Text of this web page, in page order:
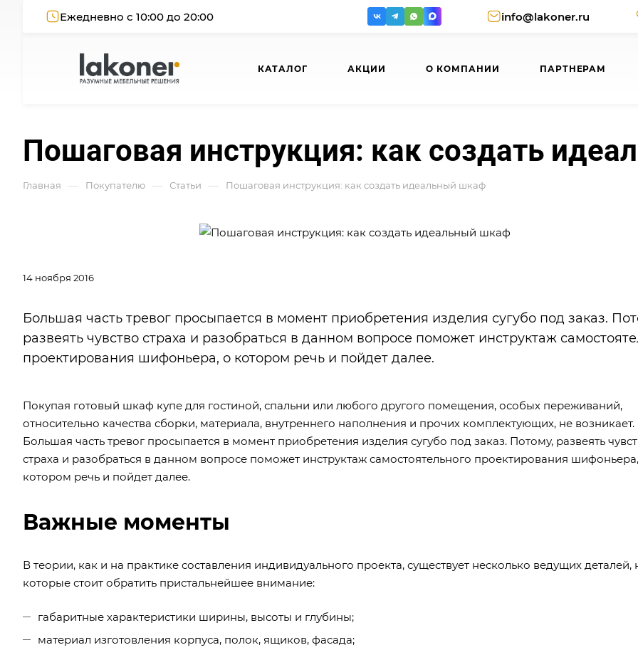
Ежедневно с 10:00 до 20:00 info@lakoner.ru
КАТАЛОГ АКЦИИ О КОМПАНИИ ПАРТНЕРАМ
Пошаговая инструкция: как создать
Главная — Покупателю — Статьи — Пошаговая инструкция: как создать идеальный шкаф
14 ноября 2016
Большая часть тревог просыпается в момент приобретения изделия сугубо под заказ.
развеять чувство страха и разобраться в данном вопросе поможет инструктаж
проектирования шифоньера, о котором речь и пойдет далее.
Покупая готовый шкаф купе для гостиной, спальни или любого другого помещения, особых переживаний,
относительно качества сборки, материала, внутреннего наполнения и прочих комплектующих, не возникает.
Большая часть тревог просыпается в момент приобретения изделия сугубо под заказ. Потому, развеять
страха и разобраться в данном вопросе поможет инструктаж самостоятельного проектирования
котором речь и пойдет далее.
Важные моменты
В теории, как и на практике составления индивидуального проекта, существует несколько ведущих деталей,
которые стоит обратить пристальнейшее внимание:
габаритные характеристики ширины, высоты и глубины;
материал изготовления корпуса, полок, ящиков, фасада;